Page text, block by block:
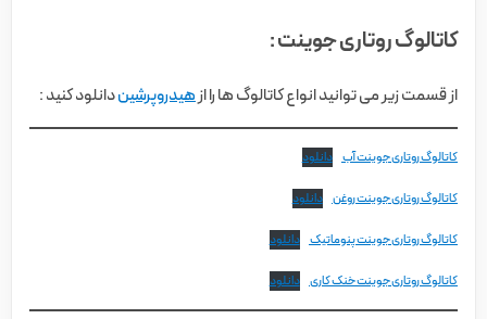
کاتالوگ روتاری جوینت :
از قسمت زیر می توانید انواع کاتالوگ ها را ازهیدروپرشیندانلود کنید :
کاتالوگ روتاری جوینت آب دانلود
کاتالوگ روتاری جوینت روغن دانلود
کاتالوگ روتاری جوینت پنوماتیک دانلود
کاتالوگ روتاری جوینت خنک کاری دانلود